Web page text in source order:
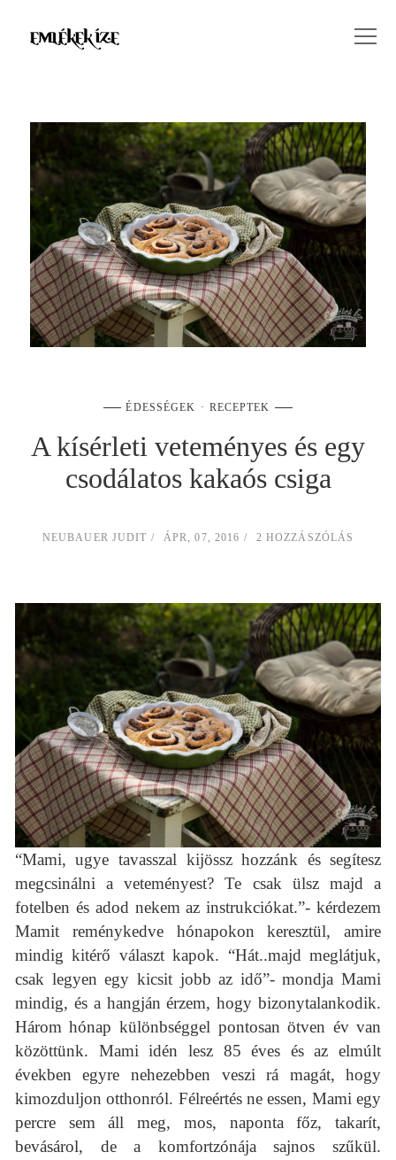
ÉDESSÉGEK RECEPTEK
A kísérleti veteményes és egy
csodálatos kakaós csiga
NEUBAUER JUDIT ÁPR, 07, 2016 2 HOZZÁSZÓLÁS
“Mami, ugye tavasszal kijössz hozzánk és segítesz
megcsinálni a veteményest? Te csak ülsz majd a
fotelben és adod nekem az instrukciókat.”- kérdezem
Mamit reménykedve hónapokon keresztül, amire
mindig kitérő választ kapok. “Hát..majd meglátjuk,
csak legyen egy kicsit jobb az idő”- mondja Mami
mindig, és a hangján érzem, hogy bizonytalankodik.
Három hónap különbséggel pontosan ötven év van
közöttünk. Mami idén lesz 85 éves és az elmúlt
években egyre nehezebben veszi rá magát, hogy
kimozduljon otthonról. Félreértés ne essen, Mami egy
percre sem áll meg, mos, naponta főz, takarít,
bevásárol, de a komfortzónája sajnos szűkül.